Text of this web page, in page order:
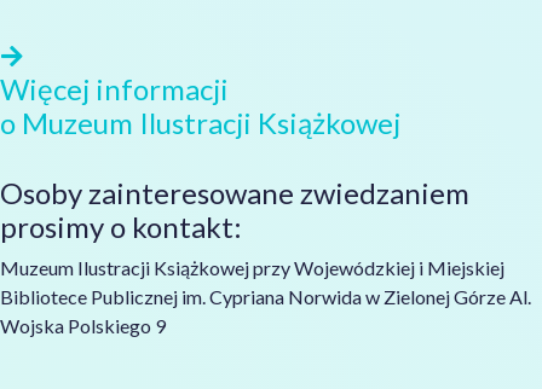
Więcej informacji
o Muzeum Ilustracji Książkowej
Osoby zainteresowane zwiedzaniem
prosimy o kontakt:
Muzeum Ilustracji Książkowej przy Wojewódzkiej i Miejskiej
Bibliotece Publicznej im. Cypriana Norwida w Zielonej Górze Al.
Wojska Polskiego 9